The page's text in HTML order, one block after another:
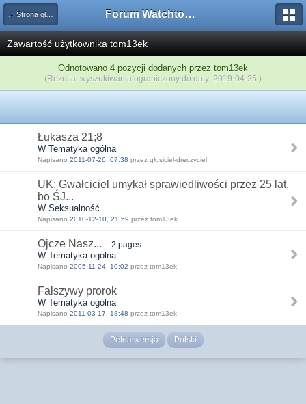
← Strona główna Forum Watchtower
Zawartość użytkownika tom13ek
Odnotowano 4 pozycji dodanych przez tom13ek
(Rezultat wyszukiwania ograniczony do daty: 2019-04-25 )
Łukasza 21;8
W Tematyka ogólna
Napisano 2011-07-26, 07:38 przez głosiciel-dręczyciel
UK: Gwałciciel umykał sprawiedliwości przez 25 lat,
bo ŚJ...
W Seksualność
Napisano 2010-12-10, 21:59 przez tom13ek
Ojcze Nasz... 2 pages
W Tematyka ogólna
Napisano 2005-11-24, 10:02 przez tom13ek
Fałszywy prorok
W Tematyka ogólna
Napisano 2011-03-17, 18:48 przez tom13ek
Pełna wersja Polski